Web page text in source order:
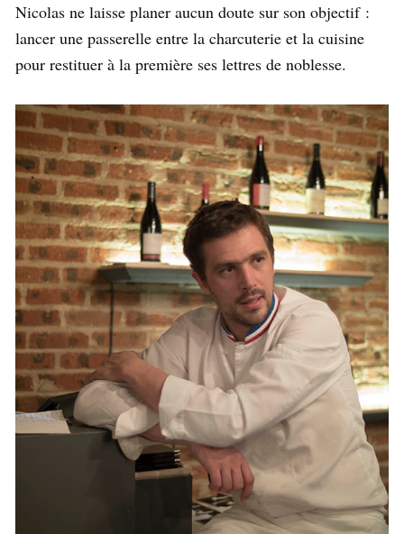
Nicolas ne laisse planer aucun doute sur son objectif :
lancer une passerelle entre la charcuterie et la cuisine
pour restituer à la première ses lettres de noblesse.